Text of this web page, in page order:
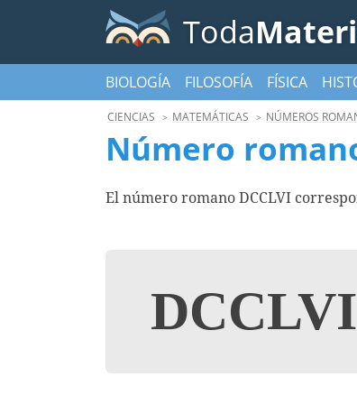
Toda
BIOLOGÍA FILOSOFÍA FÍSICA
CIENCIAS MATEMÁTICAS NÚMEROS
Número
El número romano DCCLVI
DCCLVI